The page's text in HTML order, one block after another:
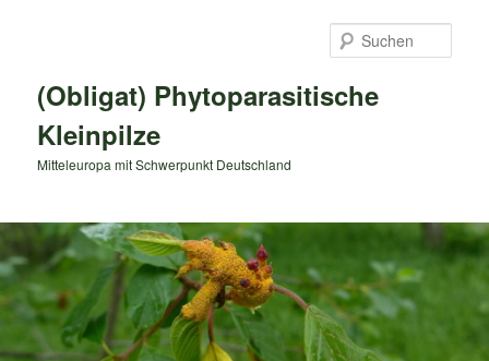
(Obligat) Phytoparasitische
Kleinpilze
Mitteleuropa mit Schwerpunkt Deutschland